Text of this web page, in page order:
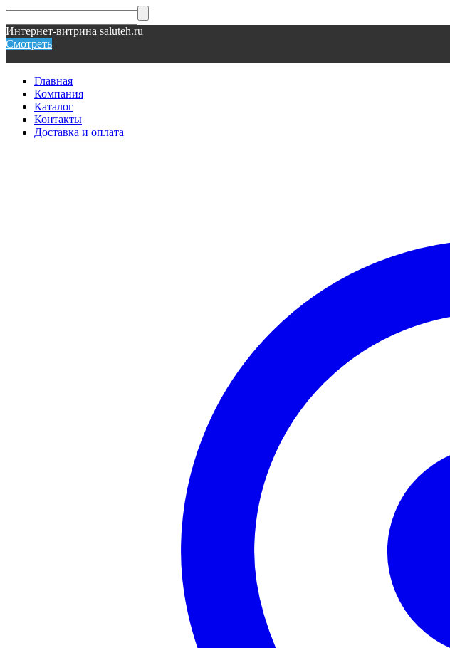
Интернет-витрина saluteh.ru
Смотреть
Главная
Компания
Каталог
Контакты
Доставка и оплата